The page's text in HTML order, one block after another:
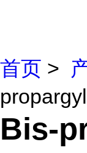
首页 >
Bis-